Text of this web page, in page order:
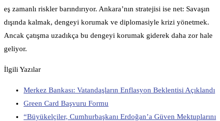
eş zamanlı riskler barındırıyor. Ankara’nın stratejisi ise net: Savaşın
dışında kalmak, dengeyi korumak ve diplomasiyle krizi yönetmek.
Ancak çatışma uzadıkça bu dengeyi korumak giderek daha zor hale
geliyor.
İlgili Yazılar
Merkez Bankası: Vatandaşların Enflasyon Beklentisi Açıklandı
Green Card Başvuru Formu
“Büyükelçiler, Cumhurbaşkanı Erdoğan’a Güven Mektuplarını